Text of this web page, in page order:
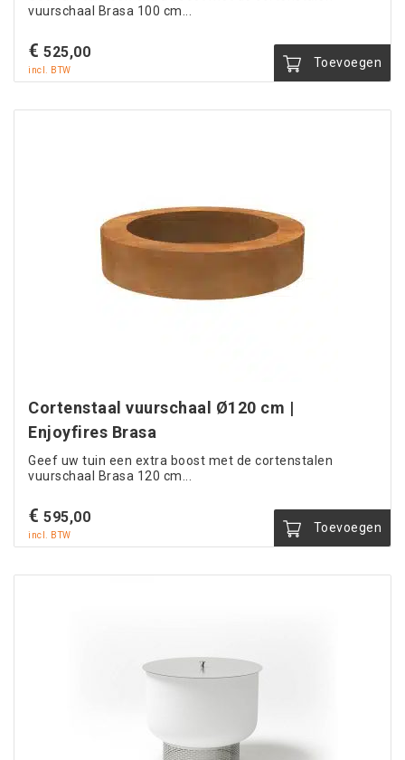
vuurschaal Brasa 100 cm...
€ 525,00
incl. BTW
Toevoegen
Cortenstaal vuurschaal Ø120 cm |
Enjoyfires Brasa
Geef uw tuin een extra boost met de cortenstalen
vuurschaal Brasa 120 cm...
€ 595,00
incl. BTW
Toevoegen